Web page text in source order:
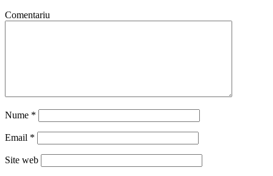
Comentariu
Nume *
Email *
Site web